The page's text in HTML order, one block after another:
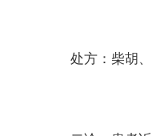
处方：柴胡、白